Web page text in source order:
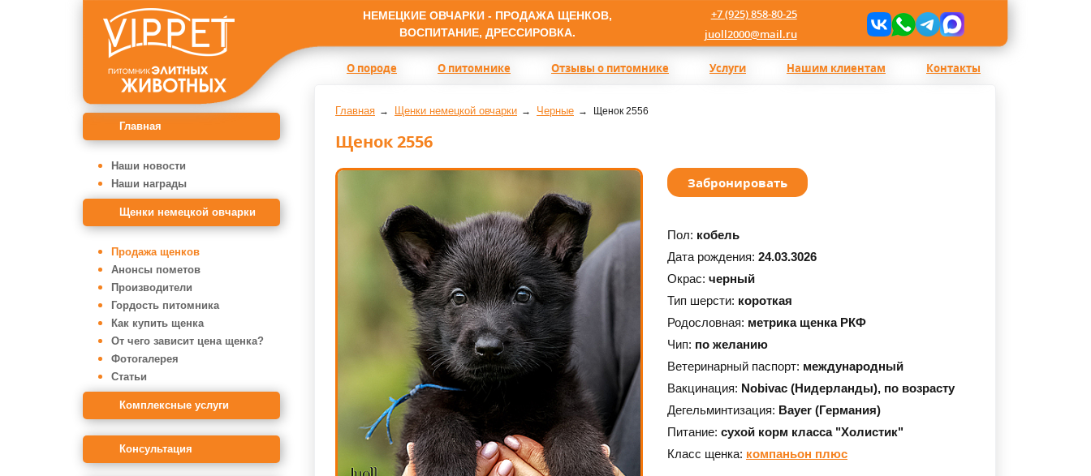
НЕМЕЦКИЕ ОВЧАРКИ - ПРОДАЖА ЩЕНКОВ,
ВОСПИТАНИЕ, ДРЕССИРОВКА.
+7 (925) 858-80-25
juoll2000@mail.ru
О породе О питомнике Отзывы о питомнике Услуги Нашим клиентам Контакты
Главная
Наши новости
Наши награды
Щенки немецкой овчарки
Продажа щенков
Анонсы пометов
Производители
Гордость питомника
Как купить щенка
От чего зависит цена щенка?
Фотогалерея
Статьи
Комплексные услуги
Консультация
Главная Щенки немецкой овчарки Черные Щенок 2556
Щенок 2556
Забронировать
Пол: кобель
Дата рождения: 24.03.3026
Окрас: черный
Тип шерсти: короткая
Родословная: метрика щенка РКФ
Чип: по желанию
Ветеринарный паспорт: международный
Вакцинация: Nobivac (Нидерланды), по возрасту
Дегельминтизация: Bayer (Германия)
Питание: сухой корм класса "Холистик"
Класс щенка: компаньон плюс